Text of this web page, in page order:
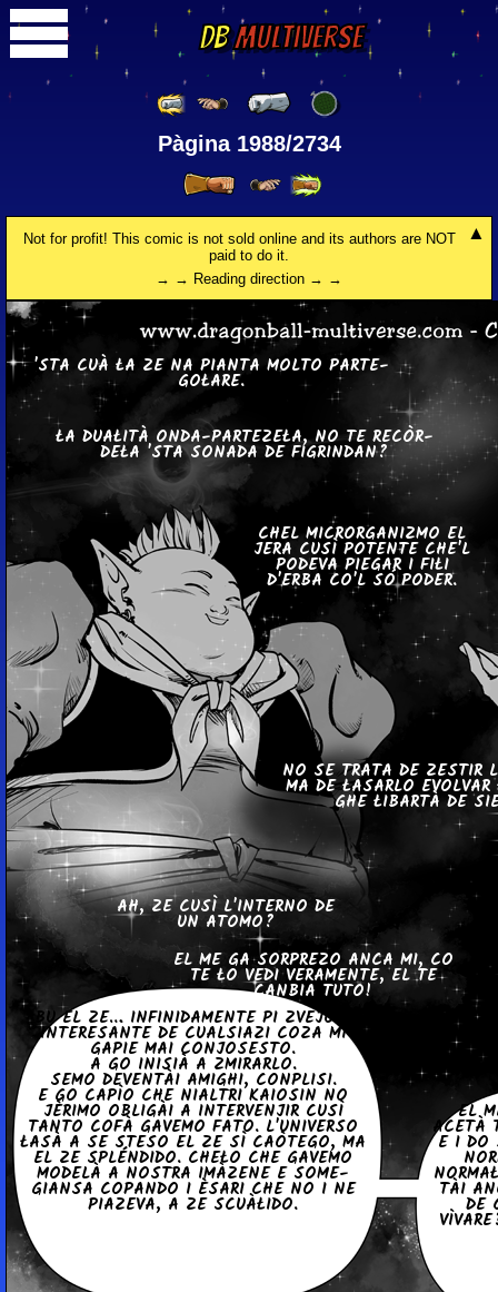
DBMultiverse
Pàgina 1988/2734
Not for profit! This comic is not sold online and its authors are NOT
paid to do it.
→ → Reading direction → →
'STA CUÀ ŁA ZE NA PIANTA MOLTO PAR­TE­
GOŁA­RE.
ŁA DUAŁITÀ ONDA-PAR­TE­ZEŁA, NO TE RE­CÒR­
DEŁA 'STA SONADA DE FI­GRIN­DAN?
CHEL MI­CROR­GA­NI­Z­MO EL
JERA CUSÌ POTENTE CHE'L
PODEVA PIEGAR I FIŁI
D'ERBA CO'L SÓ PODER.
NO SE TRATA DE ZESTIR
MA DE ŁASARLO
GHE ŁIBARTÀ DE
AH, ZE CUSÌ L'IN­TER­NO DE
UN ATOMO?
EL ME GA SOR­PRE­ZO ANCA MI, CO
TE ŁO VEDI VE­RA­MEN­TE, EL TE
CANBIA TUTO!
BU EL ZE… IN­FI­NI­DA­MEN­TE PI ZVEJO E
IN­TE­RE­SAN­TE DE CUAL­SIA­ZI COZA MI
GAPIE MAI CO­N­JO­SE­STO.
A GO INISIÀ A ZMI­RAR­LO.
SEMO DE­VEN­TÀI AMIGHI, CON­PLI­SI.
E GO CAPÌO CHE NIALTRI KAIOSIN NO
JÈRIMO OBLIGÀI A IN­TER­VE­N­JIR CUSÌ
TANTO COFÀ GAVEMO FATO. L'U­NI­VER­SO
ŁASÀ A SE STESO EL ZE SÌ CAÒTEGO, MA
EL ZE SPLÉN­DI­DO. CHEŁO CHE GAVEMO
MODELÀ A NOSTRA IMÀZENE E SO­ME­
GIAN­SA COPANDO I ÈSARI CHE NO I NE
PIAZEVA, A ZE SCUÀŁI­DO.
EL
ACETÀ
E I DO
TÀI
DE